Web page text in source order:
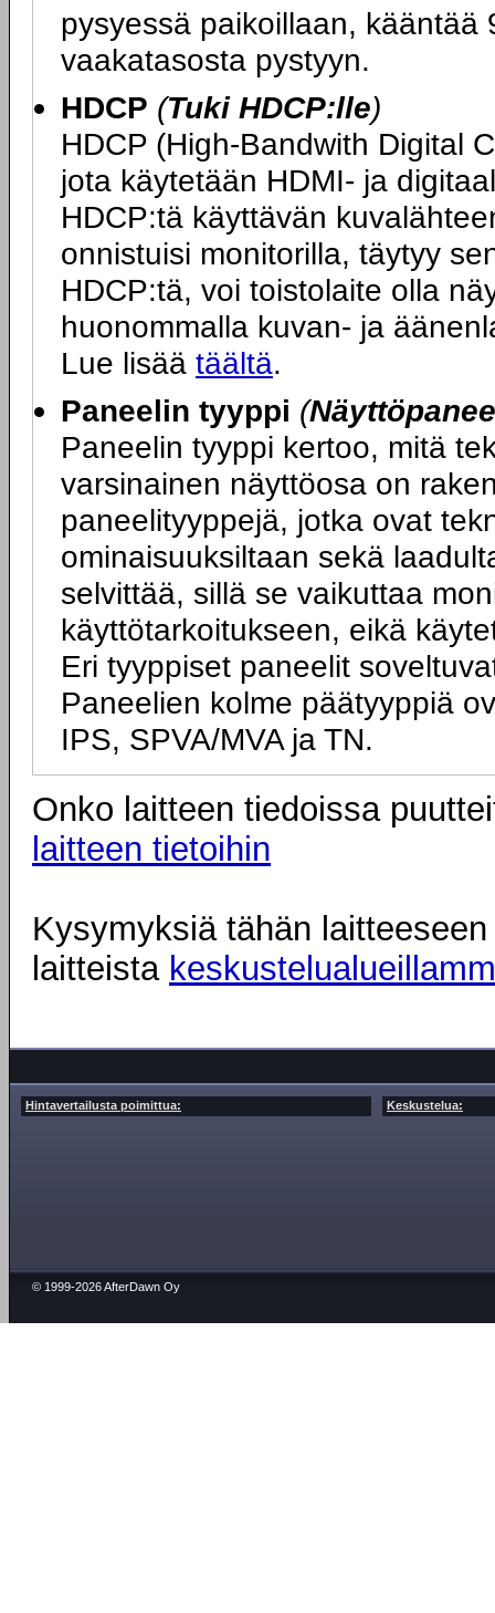
pysyessä paikoillaan,
vaakatasosta pystyyn.
HDCP (Tuki HDCP:lle)
HDCP (High-Bandwith Digital
jota käytetään HDMI- ja
HDCP:tä käyttävän
onnistuisi monitorilla, täytyy
HDCP:tä, voi toistolaite olla
huonommalla kuvan- ja
Lue lisää täältä.
Paneelin tyyppi (
Paneelin tyyppi kertoo, mitä
varsinainen näyttöosa on
paneelityyppejä, jotka ovat
ominaisuuksiltaan sekä
selvittää, sillä se vaikuttaa
käyttötarkoitukseen, eikä
Eri tyyppiset paneelit
Paneelien kolme päätyyppiä
IPS, SPVA/MVA ja TN.
Onko laitteen tiedoissa
laitteen tietoihin
Kysymyksiä tähän
laitteista
Hintavertailusta poimittua: Keskustelua:
© 1999-2026 AfterDawn Oy